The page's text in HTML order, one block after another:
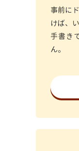
事前に
けば、
手書き
ん。